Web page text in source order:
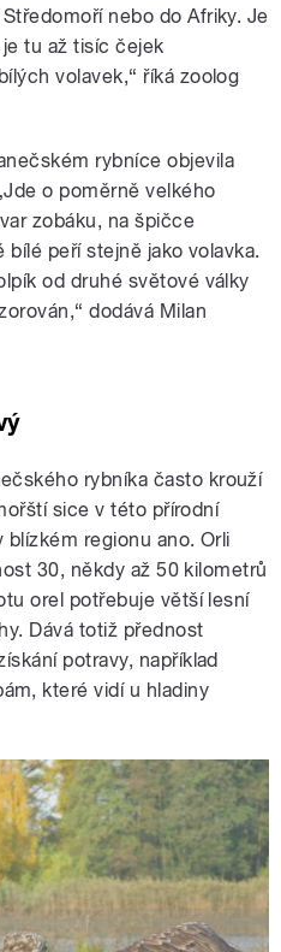
nebo do Afriky. Je
tu až tisíc čejek
volavek,“ říká zoolog
rybníce objevila
o poměrně velkého
zobáku, na špičce
bílé peří stejně jako volavka.
od druhé světové války
dodává Milan
rybníka často krouží
sice v této přírodní
regionu ano. Orli
30, někdy až 50 kilometrů
orel potřebuje větší lesní
Dává totiž přednost
potravy, například
které vidí u hladiny